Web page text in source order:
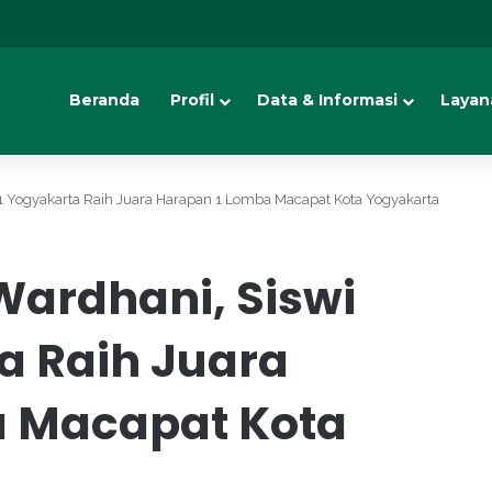
Beranda Profil Data & Informasi
Raih Juara Harapan 1 Lomba Macapat Kota Yogyakarta
Siswi
Raih Juara
Macapat Kota